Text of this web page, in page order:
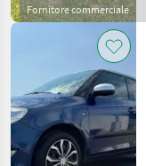
Fornitore commerciale